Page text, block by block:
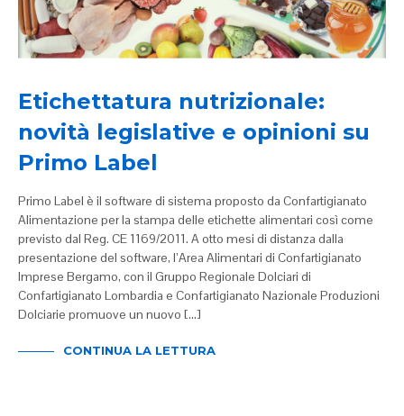
Etichettatura nutrizionale:
novità legislative e opinioni su
Primo Label
Primo Label è il software di sistema proposto da Confartigianato
Alimentazione per la stampa delle etichette alimentari così come
previsto dal Reg. CE 1169/2011. A otto mesi di distanza dalla
presentazione del software, l’Area Alimentari di Confartigianato
Imprese Bergamo, con il Gruppo Regionale Dolciari di
Confartigianato Lombardia e Confartigianato Nazionale Produzioni
Dolciarie promuove un nuovo […]
CONTINUA LA LETTURA